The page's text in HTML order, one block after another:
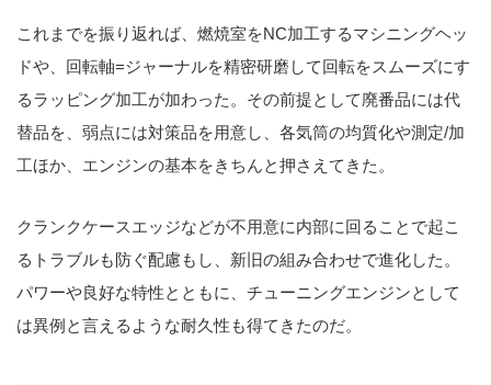
これまでを振り返れば、燃焼室をNC加工するマシニングヘッ
ドや、回転軸=ジャーナルを精密研磨して回転をスムーズにす
るラッピング加工が加わった。その前提として廃番品には代
替品を、弱点には対策品を用意し、各気筒の均質化や測定/加
工ほか、エンジンの基本をきちんと押さえてきた。
クランクケースエッジなどが不用意に内部に回ることで起こ
るトラブルも防ぐ配慮もし、新旧の組み合わせで進化した。
パワーや良好な特性とともに、チューニングエンジンとして
は異例と言えるような耐久性も得てきたのだ。